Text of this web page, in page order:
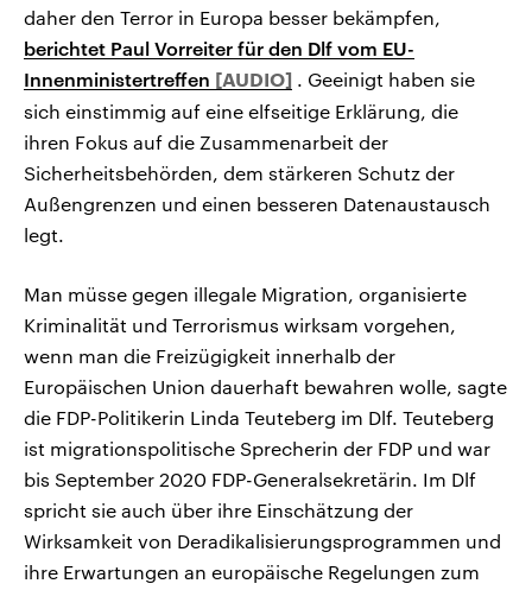
daher den Terror in Europa besser bekämpfen,
berichtet Paul Vorreiter für den Dlf vom EU-
Innenministertreffen
. Geeinigt haben sie
sich einstimmig auf eine elfseitige Erklärung, die
ihren Fokus auf die Zusammenarbeit der
Sicherheitsbehörden, dem stärkeren Schutz der
Außengrenzen und einen besseren Datenaustausch
legt.
Man müsse gegen illegale Migration, organisierte
Kriminalität und Terrorismus wirksam vorgehen,
wenn man die Freizügigkeit innerhalb der
Europäischen Union dauerhaft bewahren wolle, sagte
die FDP-Politikerin Linda Teuteberg im Dlf. Teuteberg
ist migrationspolitische Sprecherin der FDP und war
bis September 2020 FDP-Generalsekretärin. Im Dlf
spricht sie auch über ihre Einschätzung der
Wirksamkeit von Deradikalisierungsprogrammen und
ihre Erwartungen an europäische Regelungen zum